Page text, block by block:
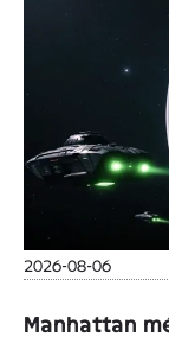
2026-08-06
Manhattan